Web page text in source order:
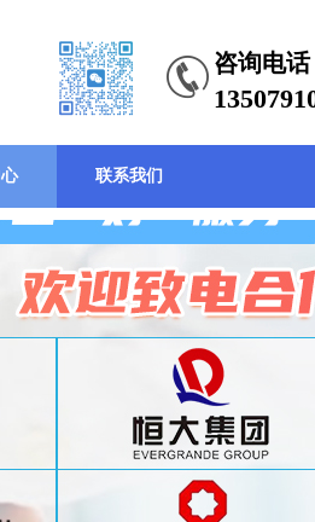
咨询电话
联系我们